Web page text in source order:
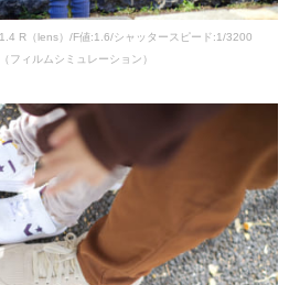
R（lens）/F値:1.6/シャッタースピード:1/3200
フィルムシミュレーション）